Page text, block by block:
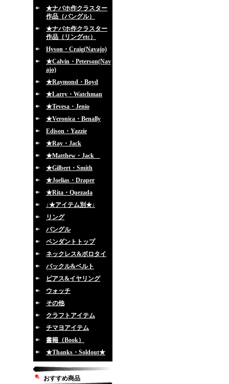
★ナバホ作クラスター
作品（バングル）
★ナバホ作クラスター
作品（リングetc）
Hyson・Craig(Navajo)
★Calvin・Peterson(Nav
ajo)
★Raymond・Boyd
★Larry・Watchman
★Tevesa・Jenio
★Veronica・Benally
Edison・Yazzie
★Ray・Jack
★Matthew・Jack
★Gilbert・Smith
★Joelias・Draper
★Rita・Quezada
↓★アイテム別★↓
リング
バングル
ペンダントトップ
ネックレス&ボロタイ
バックル&ベルト
ピアス&イヤリング
ウォッチ
その他
クラフトアイテム
チマヨアイテム
書籍（Book）
★Thanks・Soldout★
おすすめ商品